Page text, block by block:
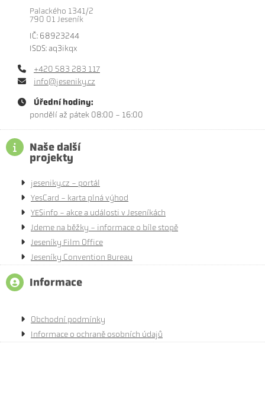
Palackého 1341/2
790 01 Jeseník
IČ: 68923244
ISDS: aq3ikqx
+420 583 283 117
info@jeseniky.cz
Úřední hodiny:
pondělí až pátek 08:00 - 16:00
Naše další
projekty
jeseniky.cz - portál
YesCard - karta plná výhod
YESinfo - akce a události v Jeseníkách
Jdeme na běžky - informace o bíle stopě
Jeseníky Film Office
Jeseníky Convention Bureau
Informace
Obchodní podmínky
Informace o ochraně osobních údajů